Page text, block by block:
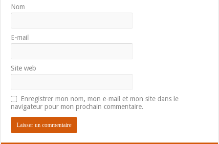
Nom
E-mail
Site web
Enregistrer mon nom, mon e-mail et mon site dans le
navigateur pour mon prochain commentaire.